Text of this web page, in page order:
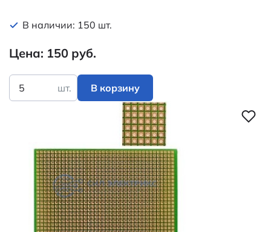
В наличии: 150 шт.
Цена: 150 руб.
шт. В корзину